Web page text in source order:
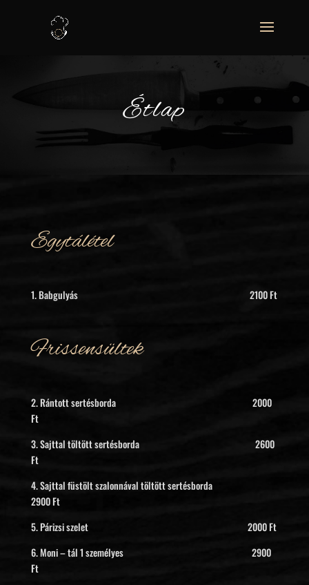
Étlap
Egytálétel
1. Babgulyás 2100 Ft
Frissensültek
2. Rántott sertésborda 2000
Ft
3. Sajttal töltött sertésborda 2600
Ft
4. Sajttal füstölt szalonnával töltött sertésborda
2900 Ft
5. Párizsi szelet 2000 Ft
6. Moni – tál 1 személyes 2900
Ft